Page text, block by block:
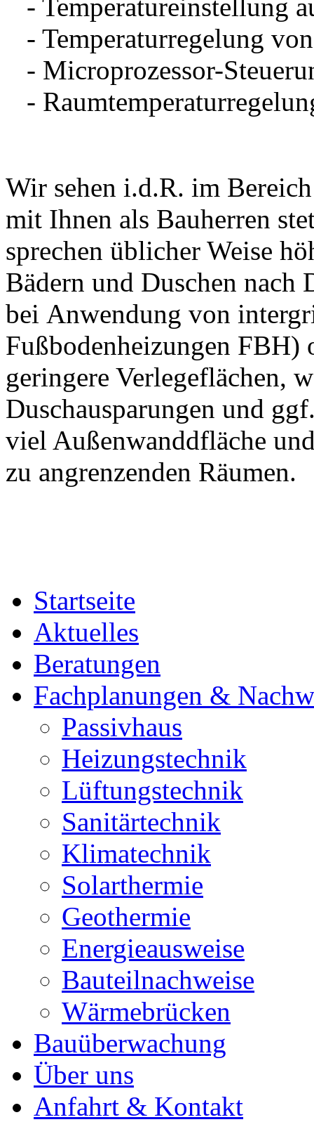
- Temperatureinstellung
- Temperaturregelung
- Microprozessor-
-
Wir sehen i.d.R. im
mit Ihnen als Bauherren
sprechen üblicher Weise
Bädern und Duschen
bei Anwendung von
Fußbodenheizungen FBH)
geringere Verlegeflächen,
Duschausparungen und
viel Außenwanddfläche
zu angrenzenden
Startseite
Aktuelles
Beratungen
Fachplanungen &
Passivhaus
Heizungstechnik
Lüftungstechnik
Sanitärtechnik
Klimatechnik
Solarthermie
Geothermie
Energieausweise
Bauteilnachweise
Wärmebrücken
Bauüberwachung
Über uns
Anfahrt & Kontakt